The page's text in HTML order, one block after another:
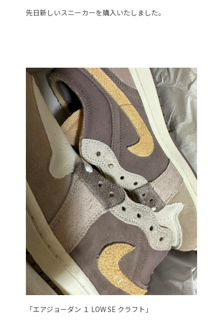
先日新しいスニーカーを購入いたしました。
「エアジョーダン １ LOW SE クラフト」